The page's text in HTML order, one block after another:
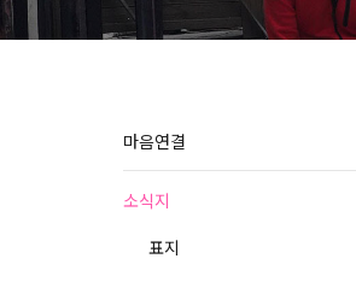
마음연결
소식지
표지